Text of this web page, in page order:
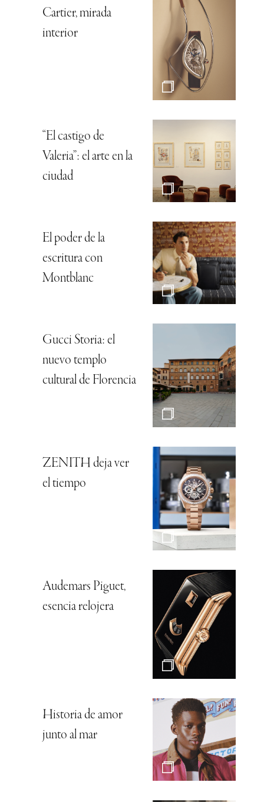
Cartier, mirada
interior
“El castigo de
Valeria”: el arte en la
ciudad
El poder de la
escritura con
Montblanc
Gucci Storia: el
nuevo templo
cultural de Florencia
ZENITH deja ver
el tiempo
Audemars Piguet,
esencia relojera
Historia de amor
junto al mar